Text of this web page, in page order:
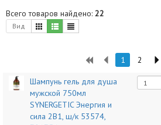
Всего товаров найдено: 22
Вид
1 2
Шампунь гель для душа
мужской 750мл
SYNERGETIC Энергия и
сила 2В1, ш/к 53574,